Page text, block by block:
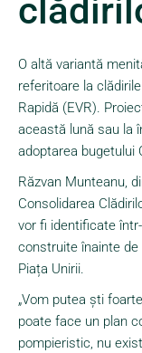
O altă variantă
referitoare la
Rapidă (EVR).
această lună sau la
adoptarea bugetului
Răzvan Munteanu,
Consolidarea
vor fi identificate
construite înainte
Piața Unirii.
„Vom putea ști
poate face un plan
pompieristic, nu